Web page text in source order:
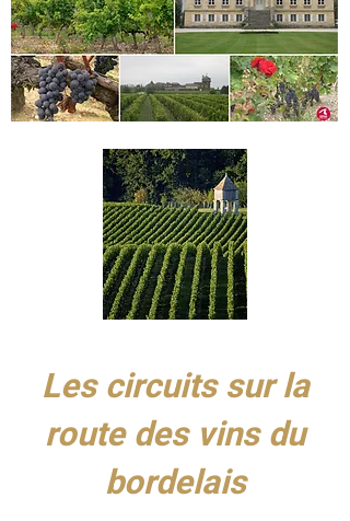
Les circuits sur la
route des vins du
bordelais